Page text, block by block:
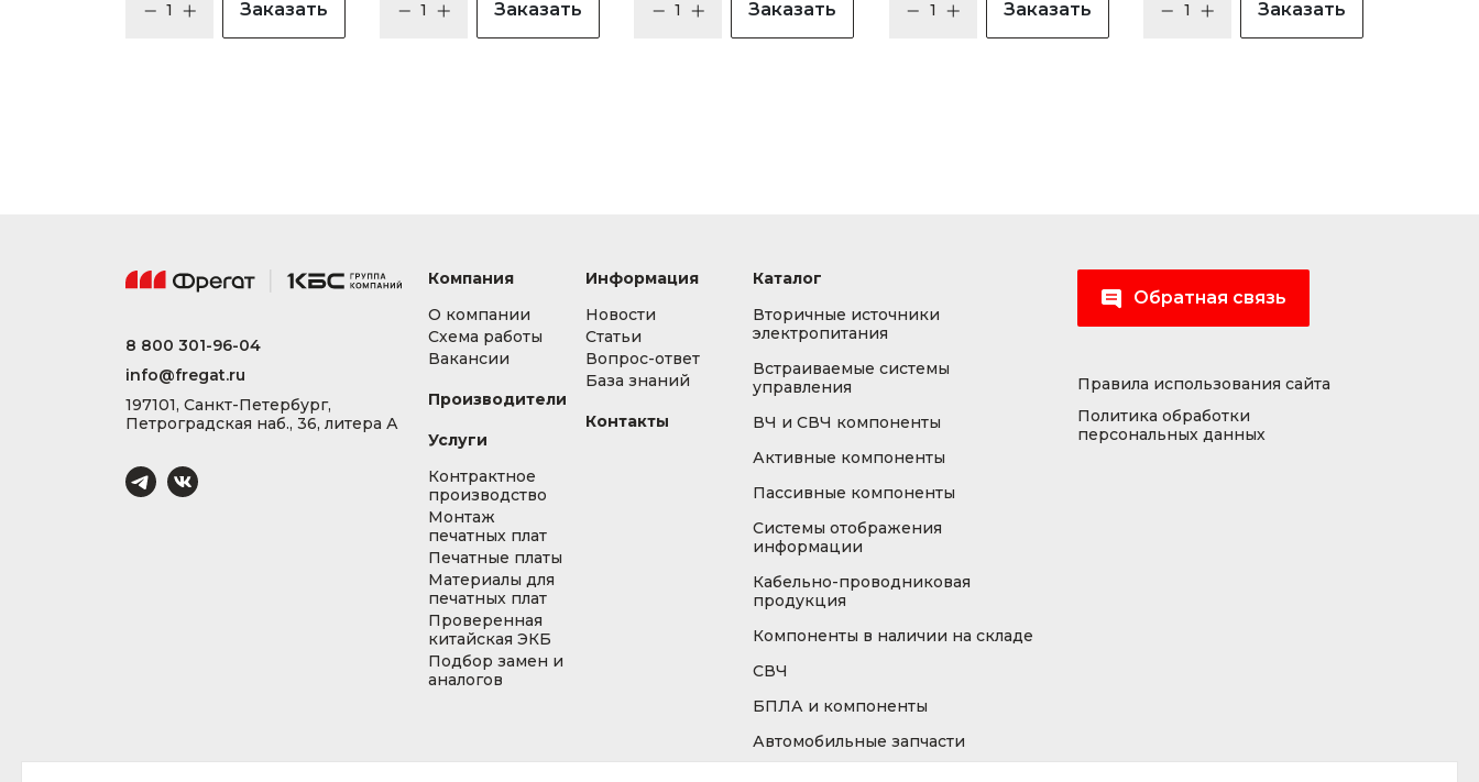
Заказать Заказать Заказать Заказать Заказать
8 800 301-96-04
info@fregat.ru
197101, Санкт-Петербург,
Петроградская наб., 36, литера А
Компания
О компании
Схема работы
Вакансии
Производители
Услуги
Контрактное
производство
Монтаж
печатных плат
Печатные платы
Материалы для
печатных плат
Проверенная
китайская ЭКБ
Подбор замен и
аналогов
Информация
Новости
Статьи
Вопрос-ответ
База знаний
Контакты
Каталог
Вторичные источники
электропитания
Встраиваемые системы
управления
ВЧ и СВЧ компоненты
Активные компоненты
Пассивные компоненты
Системы отображения
информации
Кабельно-проводниковая
продукция
Компоненты в наличии на складе
СВЧ
БПЛА и компоненты
Автомобильные запчасти
Обратная связь
Правила использования сайта
Политика обработки
персональных данных